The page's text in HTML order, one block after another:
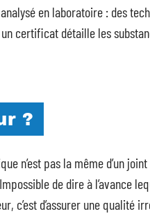
en laboratoire : des
certificat détaille les
?
n’est pas la même d’un joint
de dire à l’avance
c’est d’assurer une qualité